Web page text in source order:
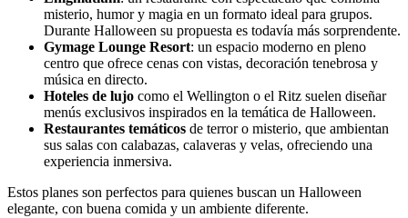
misterio, humor y magia en un formato ideal para grupos.
Durante Halloween su propuesta es todavía más sorprendente.
Gymage Lounge Resort: un espacio moderno en pleno
centro que ofrece cenas con vistas, decoración tenebrosa y
música en directo.
Hoteles de lujo como el Wellington o el Ritz suelen diseñar
menús exclusivos inspirados en la temática de Halloween.
Restaurantes temáticos de terror o misterio, que ambientan
sus salas con calabazas, calaveras y velas, ofreciendo una
experiencia inmersiva.
Estos planes son perfectos para quienes buscan un Halloween
elegante, con buena comida y un ambiente diferente.